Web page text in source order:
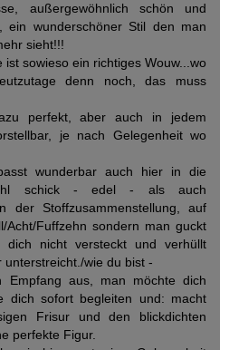
außergewöhnlich schön und
ein wunderschöner Stil den man
sieht!!!
ist sowieso ein richtiges Wouw...wo
denn noch, das muss
perfekt, aber auch in jedem
je nach Gelegenheit wo
wunderbar auch hier in die
schick - edel - als auch
der Stoffzusammenstellung, auf
Acht/Fuffzehn sondern man guckt
nicht versteckt und verhüllt
wie du bist -
aus, man möchte dich
dich sofort begleiten und: macht
Frisur und den blickdichten
perfekte Figur.